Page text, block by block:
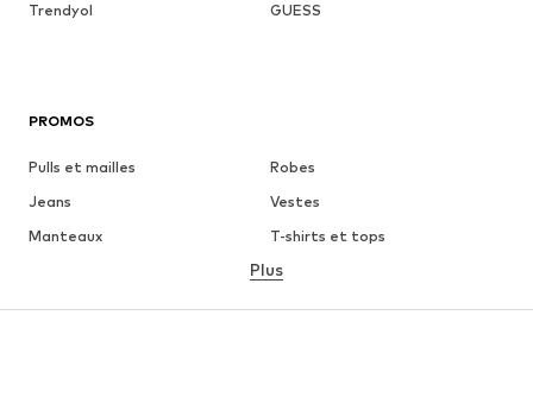
Trendyol
GUESS
PROMOS
Pulls et mailles
Robes
Jeans
Vestes
Manteaux
T-shirts et tops
Lingerie
Jupes
Blouses et tuniques
Plus